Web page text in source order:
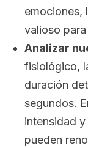
emociones,
valioso
Analizar
fisiológico,
duración
segundos.
intensidad
pueden